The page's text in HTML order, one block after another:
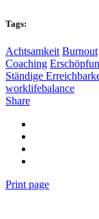
Tags:
Achtsamkeit Burnout
Coaching
Ständige
worklifebalance
Share
Print page